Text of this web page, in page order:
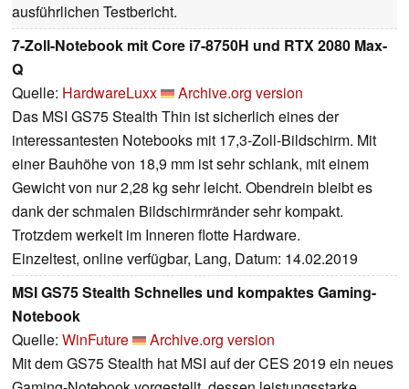
ausführlichen Testbericht.
7-Zoll-Notebook mit Core i7-8750H und RTX 2080 Max-
Q
Quelle: HardwareLuxx
Archive.org version
Das MSI GS75 Stealth Thin ist sicherlich eines der
interessantesten Notebooks mit 17,3-Zoll-Bildschirm. Mit
einer Bauhöhe von 18,9 mm ist sehr schlank, mit einem
Gewicht von nur 2,28 kg sehr leicht. Obendrein bleibt es
dank der schmalen Bildschirmränder sehr kompakt.
Trotzdem werkelt im Inneren flotte Hardware.
Einzeltest, online verfügbar, Lang, Datum: 14.02.2019
MSI GS75 Stealth Schnelles und kompaktes Gaming-
Notebook
Quelle: WinFuture
Archive.org version
Mit dem GS75 Stealth hat MSI auf der CES 2019 ein neues